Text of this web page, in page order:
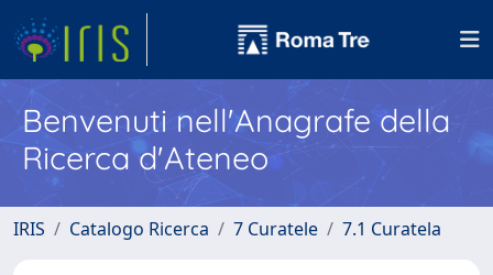
Benvenuti nell'Anagrafe della
Ricerca d'Ateneo
IRIS Catalogo Ricerca 7 Curatele 7.1 Curatela